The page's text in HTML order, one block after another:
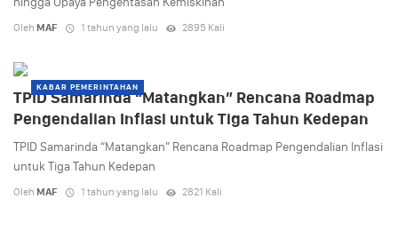
Oleh MAF 1 tahun yang lalu 2895 Kali
KABAR PEMERINTAHAN
TPID Samarinda “Matangkan” Rencana Roadmap
Pengendalian Inflasi untuk Tiga Tahun Kedepan
TPID Samarinda “Matangkan” Rencana Roadmap Pengendalian Inflasi
untuk Tiga Tahun Kedepan
Oleh MAF 1 tahun yang lalu 2821 Kali